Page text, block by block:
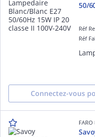
50/
Réf
Réf
Connectez-vous
FARO